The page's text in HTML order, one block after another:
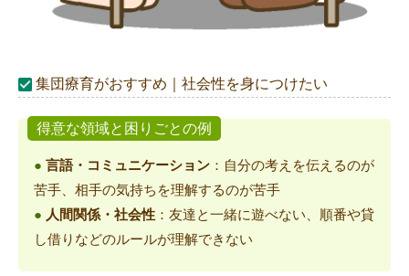
集団療育がおすすめ｜社会性を身につけたい
得意な領域と困りごとの例
● 言語・コミュニケーション ：自分の考えを伝えるのが
苦手、相手の気持ちを理解するのが苦手
● 人間関係・社会性 ：友達と一緒に遊べない、順番や貸
し借りなどのルールが理解できない